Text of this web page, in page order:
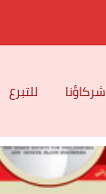
شركاؤنا للتبرع